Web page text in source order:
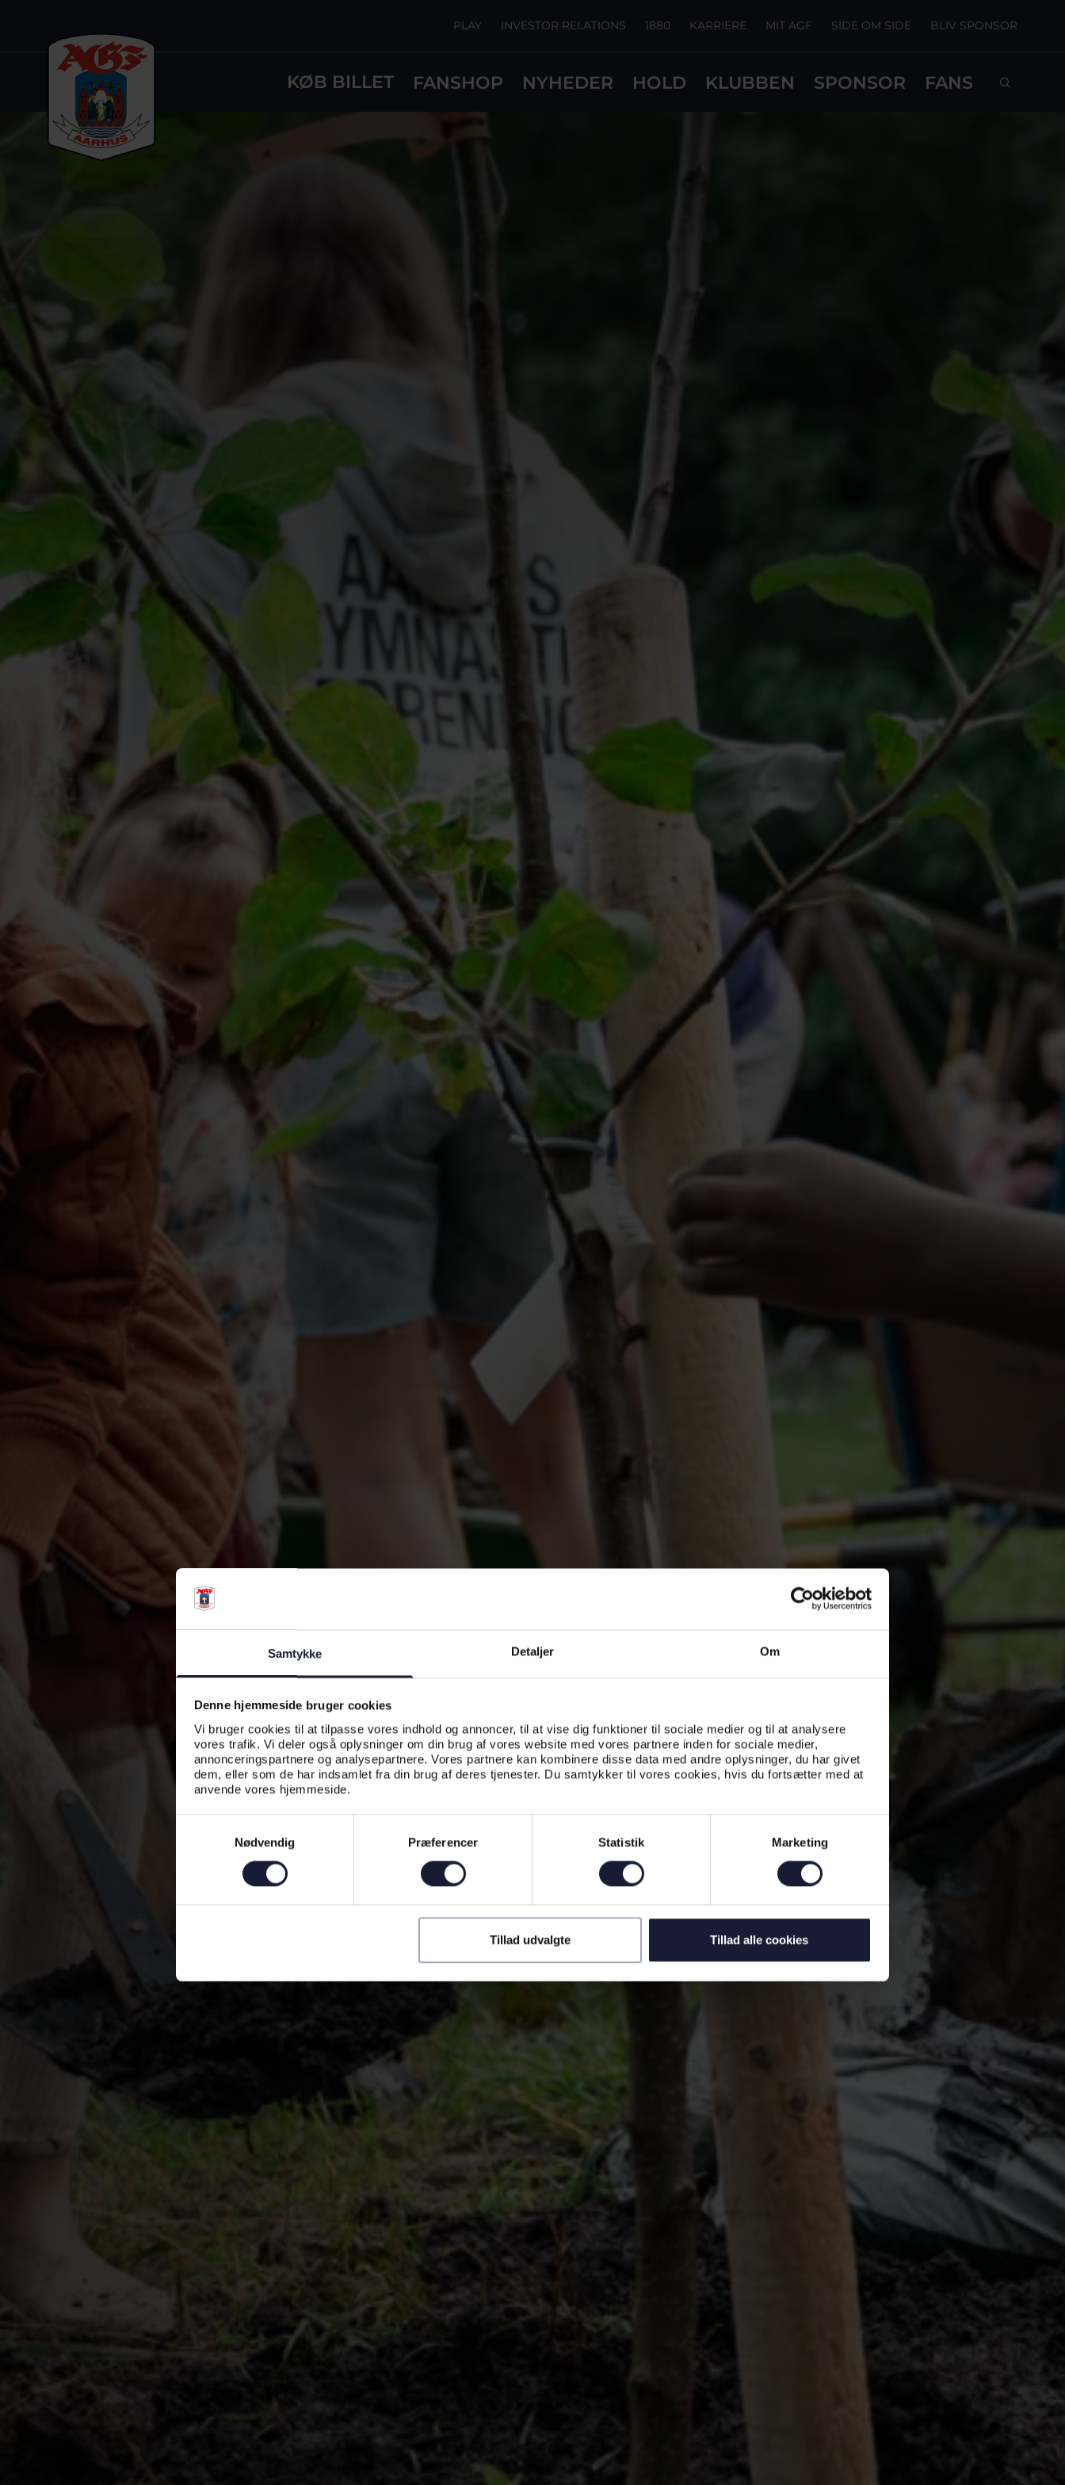
Samtykke Detaljer Om
Denne hjemmeside bruger cookies
Vi bruger cookies til at tilpasse vores indhold og annoncer, til at vise dig funktioner til sociale medier og til at analysere
vores trafik. Vi deler også oplysninger om din brug af vores website med vores partnere inden for sociale medier,
annonceringspartnere og analysepartnere. Vores partnere kan kombinere disse data med andre oplysninger, du har givet
dem, eller som de har indsamlet fra din brug af deres tjenester. Du samtykker til vores cookies, hvis du fortsætter med at
anvende vores hjemmeside.
Nødvendig
Præferencer Statistik Marketing
Tillad udvalgte Tillad alle cookies
KØB BILLET FANSHOP NYHEDER HOLD KLUBBEN SPONSOR FANS
PLAY INVESTOR RELATIONS 1880 KARRIERE MIT AGF SIDE OM SIDE BLIV SPONSOR